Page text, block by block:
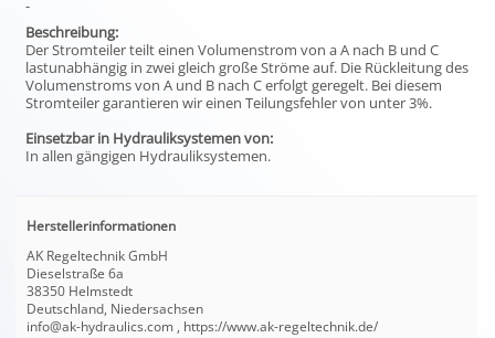
-
Beschreibung:
Der Stromteiler teilt einen Volumenstrom von a A nach B und C
lastunabhängig in zwei gleich große Ströme auf. Die Rückleitung des
Volumenstroms von A und B nach C erfolgt geregelt. Bei diesem
Stromteiler garantieren wir einen Teilungsfehler von unter 3%.
Einsetzbar in Hydrauliksystemen von:
In allen gängigen Hydrauliksystemen.
Herstellerinformationen
AK Regeltechnik GmbH
Dieselstraße 6a
38350 Helmstedt
Deutschland, Niedersachsen
info@ak-hydraulics.com , https://www.ak-regeltechnik.de/